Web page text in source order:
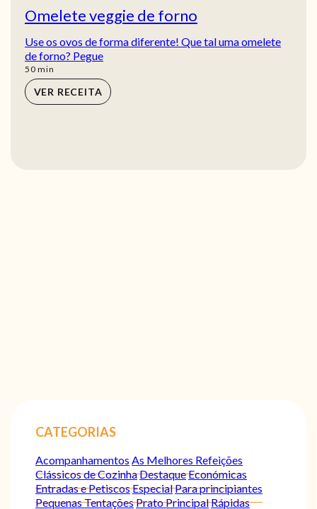
Omelete veggie de forno
Use os ovos de forma diferente! Que tal uma omelete
de forno? Pegue
50min
min
VER RECEITA
CATEGORIAS
Acompanhamentos As Melhores Refeições
Clássicos de CozinhaDestaqueEconómicas
Entradas e PetiscosEspecialPara principiantes
Pequenas TentaçõesPrato PrincipalRápidas